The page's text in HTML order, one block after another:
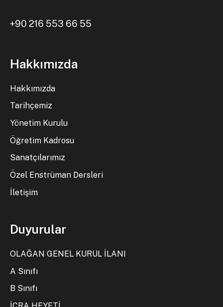
+90 216 553 66 55
Hakkımızda
Hakkımızda
Tarihçemiz
Yönetim Kurulu
Öğretim Kadrosu
Sanatçılarımız
Özel Enstrüman Dersleri
İletişim
Duyurular
OLAĞAN GENEL KURUL İLANI
A Sınıfı
B Sınıfı